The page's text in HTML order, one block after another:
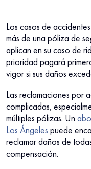
Los casos de
más de una póliza de
aplican en su caso de
prioridad pagará
vigor si sus daños
Las reclamaciones por
complicadas,
múltiples pólizas. Un
Los Ángeles puede
reclamar daños de
compensación.